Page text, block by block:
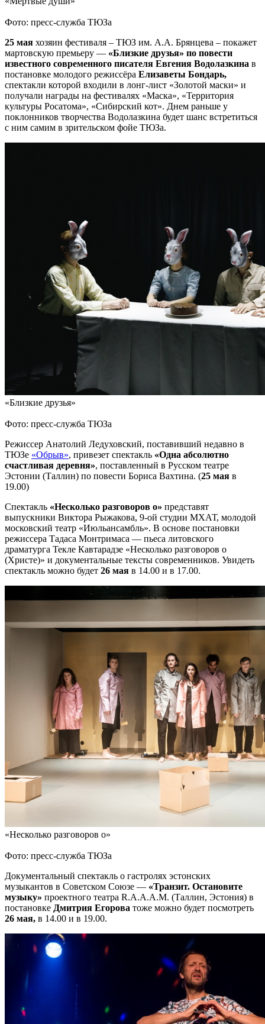
Фото: пресс-служба ТЮЗа
25 мая хозяин фестиваля – ТЮЗ им. А.А. Брянцева – покажет
мартовскую премьеру — «Близкие друзья» по повести
известного современного писателя Евгения Водолазкина в
постановке молодого режиссёра Елизаветы Бондарь,
спектакли которой входили в лонг-лист «Золотой маски» и
получали награды на фестивалях «Маска», «Территория
культуры Росатома», «Сибирский кот». Днем раньше у
поклонников творчества Водолазкина будет шанс встретиться
с ним самим в зрительском фойе ТЮЗа.
«Близкие друзья»
Фото: пресс-служба ТЮЗа
Режиссер Анатолий Ледуховский, поставивший недавно в
ТЮЗе «Обрыв», привезет спектакль «Одна абсолютно
счастливая деревня», поставленный в Русском театре
Эстонии (Таллин) по повести Бориса Вахтина. (25 мая в
19.00)
Спектакль «Несколько разговоров о» представят
выпускники Виктора Рыжакова, 9-ой студии МХАТ, молодой
московский театр «Июльансамбль». В основе постановки
режиссера Тадаса Монтримаса — пьеса литовского
драматурга Текле Кавтарадзе «Несколько разговоров о
(Христе)» и документальные тексты современников. Увидеть
спектакль можно будет 26 мая в 14.00 и в 17.00.
«Несколько разговоров о»
Фото: пресс-служба ТЮЗа
Документальный спектакль о гастролях эстонских
музыкантов в Советском Союзе — «Транзит. Остановите
музыку» проектного театра R.A.A.A.M. (Таллин, Эстония) в
постановке Дмитрия Егорова тоже можно будет посмотреть
26 мая, в 14.00 и в 19.00.